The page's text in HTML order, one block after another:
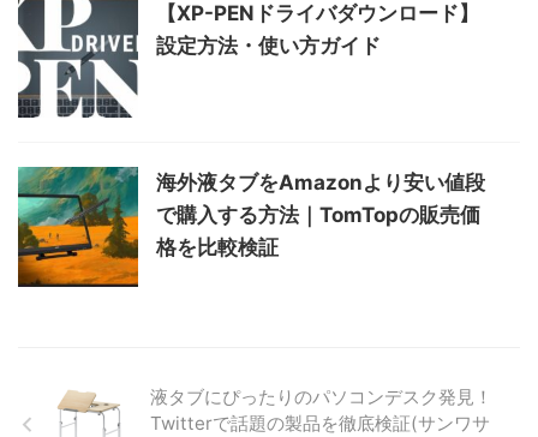
【XP-PENドライバダウンロード】
設定方法・使い方ガイド
海外液タブをAmazonより安い値段
で購入する方法｜TomTopの販売価
格を比較検証
液タブにぴったりのパソコンデスク発見！
Twitterで話題の製品を徹底検証(サンワサ